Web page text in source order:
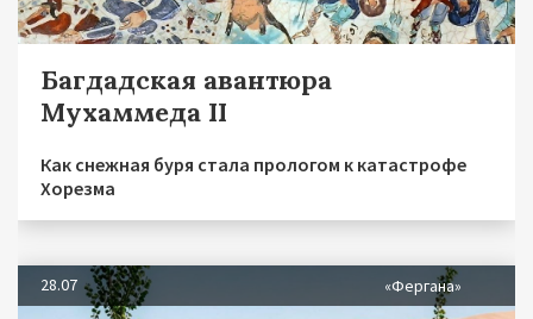
Багдадская авантюра
Мухаммеда II
Как снежная буря стала прологом к катастрофе
Хорезма
28.07 «Фергана»